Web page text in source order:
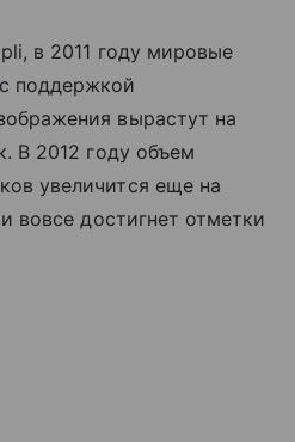
в 2011 году мировые
с поддержкой
вырастут на
В 2012 году объем
увеличится еще на
вовсе достигнет отметки